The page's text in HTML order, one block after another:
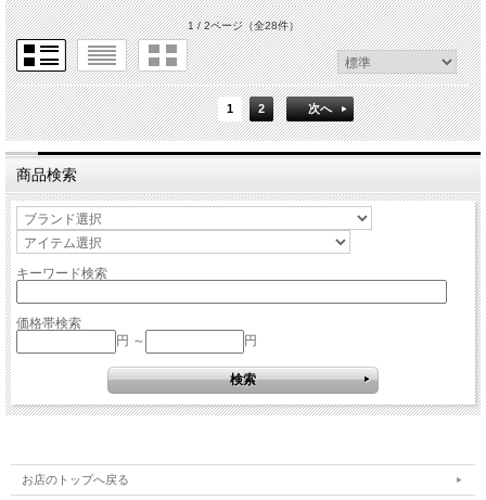
1 / 2ページ（全28件）
1 2 次へ
商品検索
キーワード検索
価格帯検索
円 ～
円
お店のトップへ戻る